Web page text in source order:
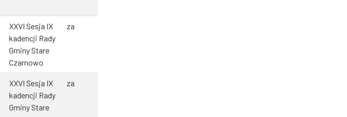
XXVI Sesja IX
kadencji Rady
Gminy Stare
Czarnowo
za
XXVI Sesja IX
kadencji Rady
Gminy Stare
za